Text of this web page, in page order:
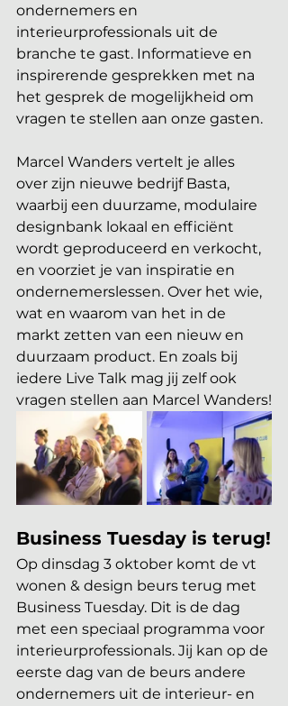
ondernemers en
interieurprofessionals uit de
branche te gast. Informatieve en
inspirerende gesprekken met na
het gesprek de mogelijkheid om
vragen te stellen aan onze gasten.
Marcel Wanders vertelt je alles
over zijn nieuwe bedrijf Basta,
waarbij een duurzame, modulaire
designbank lokaal en efficiënt
wordt geproduceerd en verkocht,
en voorziet je van inspiratie en
ondernemerslessen. Over het wie,
wat en waarom van het in de
markt zetten van een nieuw en
duurzaam product. En zoals bij
iedere Live Talk mag jij zelf ook
vragen stellen aan Marcel Wanders!
Business Tuesday is terug!
Op dinsdag 3 oktober komt de vt
wonen & design beurs terug met
Business Tuesday. Dit is de dag
met een speciaal programma voor
interieurprofessionals. Jij kan op de
eerste dag van de beurs andere
ondernemers uit de interieur- en